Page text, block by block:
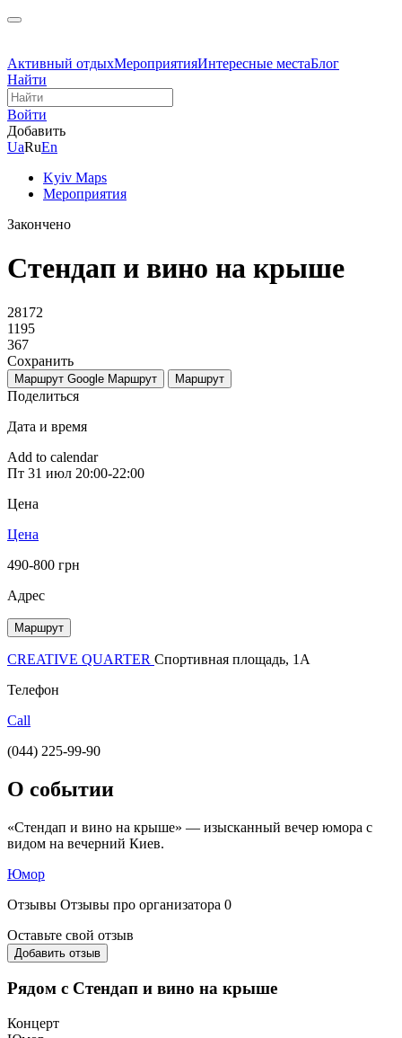
Активный отдыхМероприятияИнтересные местаБлог
Найти
Войти
Добавить
UaRuEn
Kyiv Maps
Мероприятия
Закончено
Стендап и вино на крыше
28172
1195
367
Сохранить
Маршрут Google Маршрут Маршрут
Поделиться
Дата и время
Add to calendar
Пт 31 июл 20:00-22:00
Цена
Цена
490-800 грн
Адрес
Маршрут
CREATIVE QUARTER Спортивная площадь, 1A
Телефон
Call
(044) 225-99-90
О событии
«Стендап и вино на крыше» — изысканный вечер юмора с
видом на вечерний Киев.
Юмор
Отзывы Отзывы про организатора 0
Оставьте свой отзыв
Добавить отзыв
Рядом с Стендап и вино на крыше
Концерт